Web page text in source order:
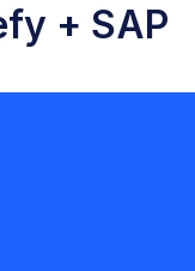
+ SAP